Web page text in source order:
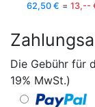
62,50 € = 13,--
Die Gebühr für
19% MwSt.)